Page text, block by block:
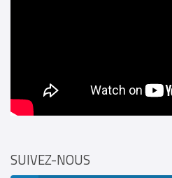
SUIVEZ-NOUS